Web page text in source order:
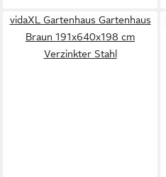
vidaXL Gartenhaus Gartenhaus
Braun 191x640x198 cm
Verzinkter Stahl